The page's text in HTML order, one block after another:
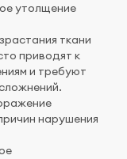
утолщение
ткани
приводят к
и требуют
нарушения